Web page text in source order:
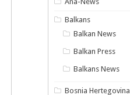
Balkans
Balkan News
Balkan Press
Balkans News
Bosnia Hertegovina